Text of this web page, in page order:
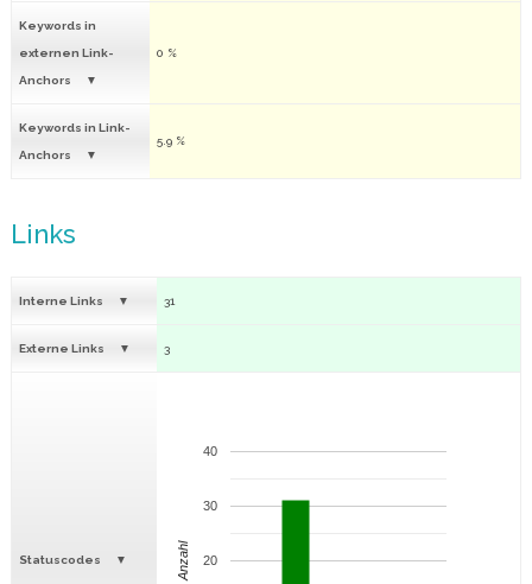
Keywords in
externen Link-
Anchors
0 %
Keywords in Link-
Anchors
5.9 %
Links
Interne Links 31
Externe Links 3
Statuscodes 20
30
40
Anzahl